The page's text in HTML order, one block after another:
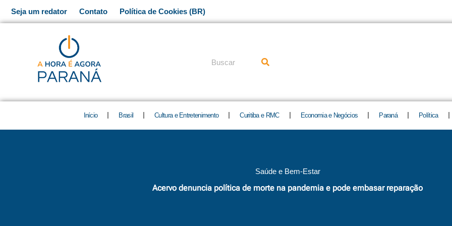
para
Seja um redator Contato Política de Cookies (BR)
Pesquisar
Início Brasil Cultura e Entretenimento Curitiba e RMC Economia e Negócios Paraná Política
Saúde e Bem-Estar
Acervo denuncia política de morte na pandemia e pode embasar reparação